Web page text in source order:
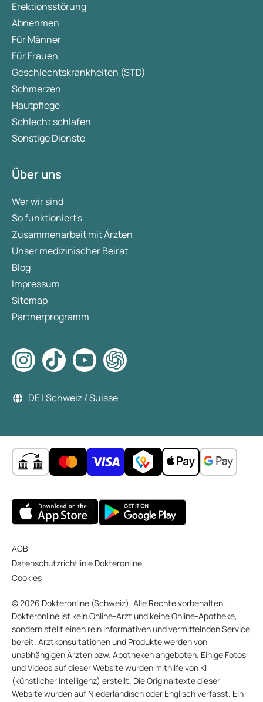
Erektionsstörung
Abnehmen
Für Männer
Für Frauen
Geschlechtskrankheiten (STD)
Schmerzen
Hautpflege
Schlecht schlafen
Sonstige Dienste
Über uns
Wer wir sind
So funktioniert's
Zusammenarbeit mit Ärzten
Unser medizinischer Beirat
Blog
Impressum
Sitemap
Partnerprogramm
DE | Schweiz / Suisse
AGB
Datenschutzrichtlinie Dokteronline
Cookies
© 2026 Dokteronline (Schweiz). Alle Rechte vorbehalten.
Dokteronline ist kein Online-Arzt und keine Online-Apotheke,
sondern stellt einen rein informativen und vermittelnden Service
bereit. Arztkonsultationen und Produkte werden von
unabhängigen Ärzten bzw. Apotheken angeboten. Einige Fotos
und Videos auf dieser Website wurden mithilfe von KI
(künstlicher Intelligenz) erstellt. Die Originaltexte dieser
Website wurden auf Niederländisch oder Englisch verfasst. Ein